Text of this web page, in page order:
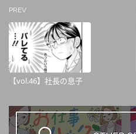
PREV
【vol.46】社長の息子